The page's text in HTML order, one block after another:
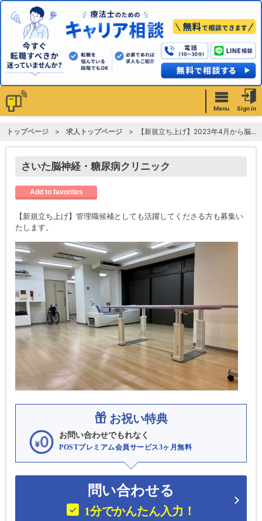
Menu Sign in
トップページ 求人トップページ 【新規立ち上げ】2023年4月から脳神経内科領域に特化した脳血管リハ（脳卒中や神経難病）。経験・資格により給与応相談！
さいた脳神経・糖尿病クリニック
Add to favorites
【新規立ち上げ】管理職候補としても活躍してくださる方も募集い
たします。
お祝い特典
お問い合わせでもれなく
POSTプレミアム会員サービス3ヶ月無料
問い合わせる
1分でかんたん入力！